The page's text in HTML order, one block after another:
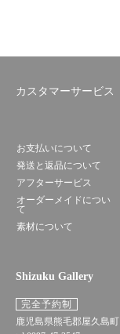
カスタマーサービス
お支払いについて
発送と返品について
アフターサービス
オーダーメイドについ
て
素材について
Shizuku Gallery
完全予約制
鹿児島県熊毛郡屋久島町